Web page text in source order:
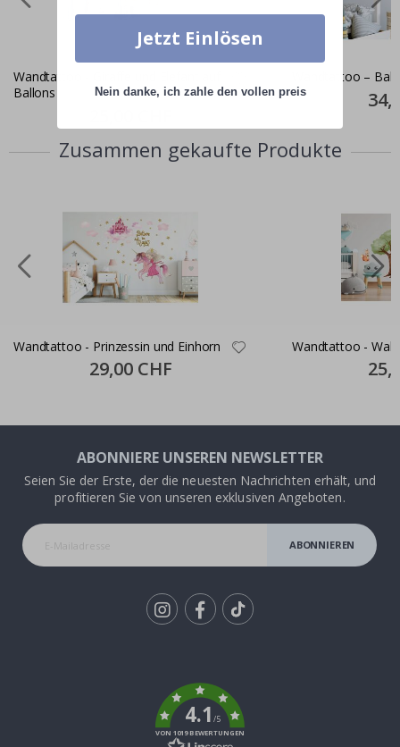
Wandtattoo - Giraffe und Elefant auf
Ballons
Wandtattoo –
Price
Zusammen gekaufte Produkte
Wandtattoo - Prinzessin und Einhorn
Special
Price
29,00 CHF
Wandtattoo -
Price
ABONNIERE UNSEREN NEWSLETTER
Seien Sie der Erste, der die neuesten Nachrichten erhält, und
profitieren Sie von unseren exklusiven Angeboten.
ABONNIEREN
4.1/5
VON 1019 BEWERTUNGEN
Jetzt Einlösen
Nein danke, ich zahle den vollen preis